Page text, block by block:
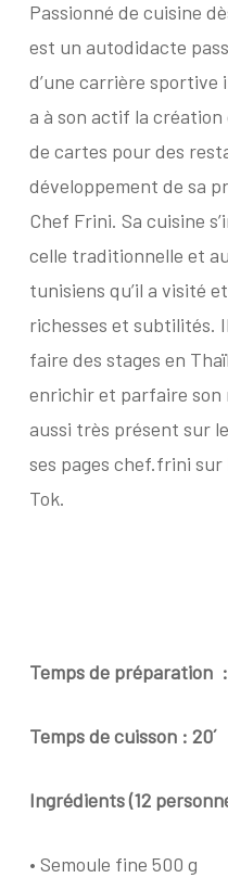
Passionné de cuisine
est un autodidacte
d’une carrière sportive
a à son actif la
de cartes pour des
développement de sa
Chef Frini. Sa cuisine
celle traditionnelle et
tunisiens qu’il a visité
richesses et subtilités.
faire des stages en
enrichir et parfaire
aussi très présent sur
ses pages chef.frini
Tok.
Temps de préparation :
Temps de cuisson : 20´
Ingrédients (12
• Semoule fine 500 g